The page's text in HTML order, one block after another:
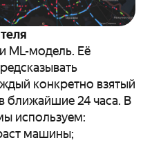
ML-модель. Её
конкретно взятый
ближайшие 24 часа. В
используем:
машины;